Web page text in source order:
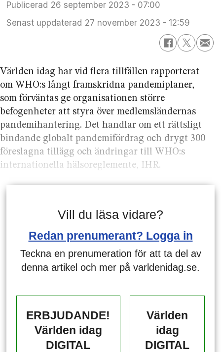
Publicerad
26 september 2023 - 07:00
Senast uppdaterad
27 november 2023 - 12:59
Världen idag har vid flera tillfällen rapporterat
om WHO:s långt framskridna pandemiplaner,
som förväntas ge organisationen större
befogenheter att styra över medlemsländernas
pandemihantering. Det handlar om ett rättsligt
bindande globalt pandemifördrag och drygt 300
föreslagna tillägg och ändringar till WHO:s
internationella hälsoreglemente, IHR.
Vill du läsa vidare?
Redan prenumerant? Logga in
Teckna en prenumeration för att ta del av
denna artikel och mer på varldenidag.se.
ERBJUDANDE!
Världen idag
DIGITAL
Världen
idag
DIGITAL